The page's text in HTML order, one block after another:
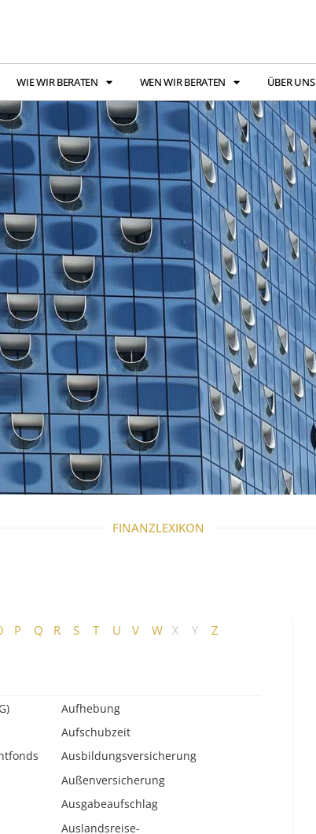
WIE WIR BERATEN WEN WIR BERATEN ÜBER UNS
FINANZLEXIKON
P Q R S T U V W X Y Z
Aufhebung
Aufschubzeit
Ausbildungsversicherung
Außenversicherung
Ausgabeaufschlag
Auslandsreise-